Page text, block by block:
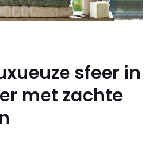
sfeer in
met zachte